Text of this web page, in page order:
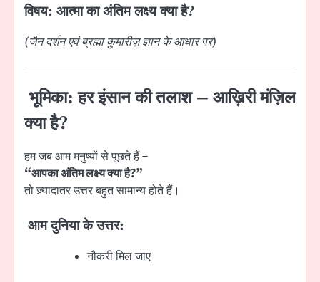
विषय: आत्मा का अंतिम लक्ष्य क्या है?
(जैन दर्शन एवं ब्रह्मा कुमारीज़ ज्ञान के आधार पर)
भूमिका: हर इंसान की तलाश – आख़िरी मंज़िल
क्या है?
हम जब आम मनुष्यों से पूछते हैं –
“आपका अंतिम लक्ष्य क्या है?”
तो ज़्यादातर उत्तर बहुत सामान्य होते हैं।
आम दुनिया के उत्तर:
नौकरी मिल जाए